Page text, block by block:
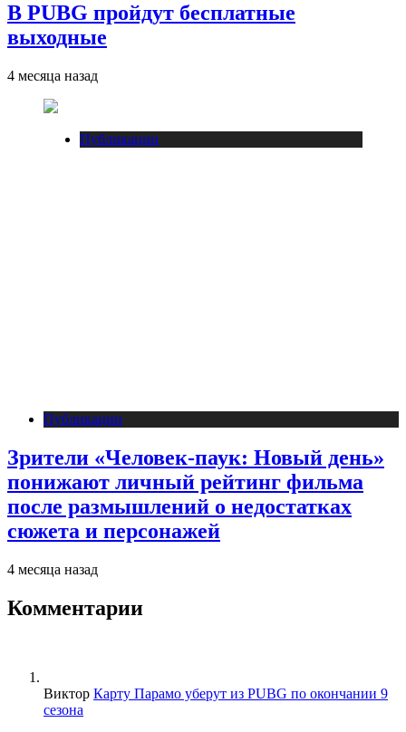
В PUBG пройдут бесплатные
выходные
4 месяца назад
Публикации
Публикации
Зрители «Человек-паук: Новый день»
понижают личный рейтинг фильма
после размышлений о недостатках
сюжета и персонажей
4 месяца назад
Комментарии
Виктор Карту Парамо уберут из PUBG по окончании 9
сезона